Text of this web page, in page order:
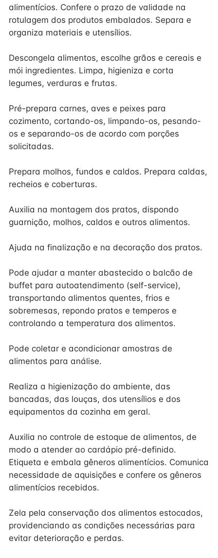
alimentícios. Confere o prazo de validade na
rotulagem dos produtos embalados. Separa e
organiza materiais e utensílios.
Descongela alimentos, escolhe grãos e cereais e
mói ingredientes. Limpa, higieniza e corta
legumes, verduras e frutas.
Pré-prepara carnes, aves e peixes para
cozimento, cortando-os, limpando-os, pesando-
os e separando-os de acordo com porções
solicitadas.
Prepara molhos, fundos e caldos. Prepara caldas,
recheios e coberturas.
Auxilia na montagem dos pratos, dispondo
guarnição, molhos, caldos e outros alimentos.
Ajuda na finalização e na decoração dos pratos.
Pode ajudar a manter abastecido o balcão de
buffet para autoatendimento (self-service),
transportando alimentos quentes, frios e
sobremesas, repondo pratos e temperos e
controlando a temperatura dos alimentos.
Pode coletar e acondicionar amostras de
alimentos para análise.
Realiza a higienização do ambiente, das
bancadas, das louças, dos utensílios e dos
equipamentos da cozinha em geral.
Auxilia no controle de estoque de alimentos, de
modo a atender ao cardápio pré-definido.
Etiqueta e embala gêneros alimentícios. Comunica
necessidade de aquisições e confere os gêneros
alimentícios recebidos.
Zela pela conservação dos alimentos estocados,
providenciando as condições necessárias para
evitar deterioração e perdas.